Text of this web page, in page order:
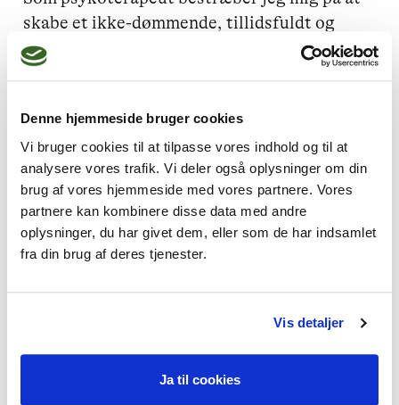
Denne hjemmeside bruger cookies
Vi bruger cookies til at tilpasse vores indhold og til at
analysere vores trafik. Vi deler også oplysninger om din
brug af vores hjemmeside med vores partnere. Vores
partnere kan kombinere disse data med andre
oplysninger, du har givet dem, eller som de har indsamlet
fra din brug af deres tjenester.
Vis detaljer
Ja til cookies
skabe et ikke-dømmende, tillidsfuldt og
nænsomt rum, hvor du som klient kan føle
dig tryg uanset hvad du bringer op i terapien.
Jeg kan hjælpe dig med
Livskriser, Ensomhed,
Traumer og chok,
Fødselsdepression,
Skam og skyld